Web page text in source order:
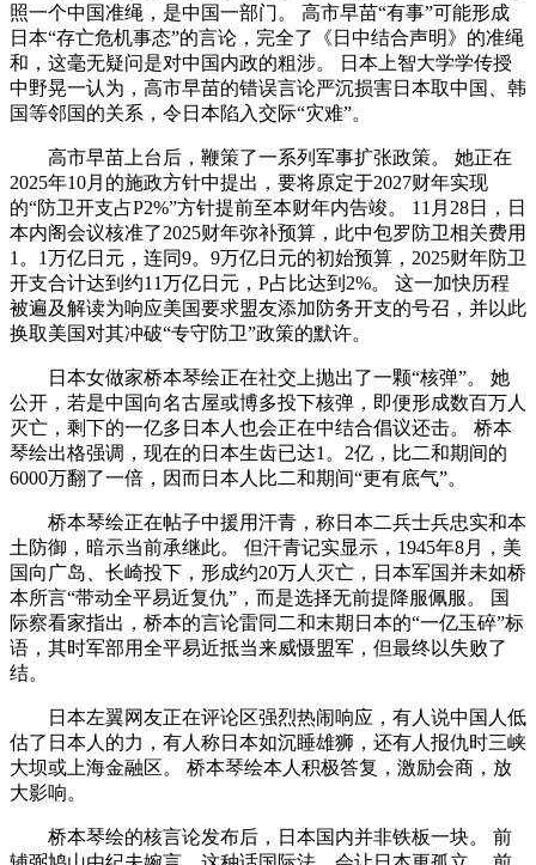
照一个中国准绳，是中国一部门。 高市早苗“有事”可能形成
日本“存亡危机事态”的言论，完全了《日中结合声明》的准绳
和，这毫无疑问是对中国内政的粗涉。 日本上智大学学传授
中野晃一认为，高市早苗的错误言论严沉损害日本取中国、韩
国等邻国的关系，令日本陷入交际“灾难”。
高市早苗上台后，鞭策了一系列军事扩张政策。 她正在
2025年10月的施政方针中提出，要将原定于2027财年实现
的“防卫开支占P2%”方针提前至本财年内告竣。 11月28日，日
本内阁会议核准了2025财年弥补预算，此中包罗防卫相关费用
1。1万亿日元，连同9。9万亿日元的初始预算，2025财年防卫
开支合计达到约11万亿日元，P占比达到2%。 这一加快历程
被遍及解读为响应美国要求盟友添加防务开支的号召，并以此
换取美国对其冲破“专守防卫”政策的默许。
日本女做家桥本琴绘正在社交上抛出了一颗“核弹”。 她
公开，若是中国向名古屋或博多投下核弹，即便形成数百万人
灭亡，剩下的一亿多日本人也会正在中结合倡议还击。 桥本
琴绘出格强调，现在的日本生齿已达1。2亿，比二和期间的
6000万翻了一倍，因而日本人比二和期间“更有底气”。
桥本琴绘正在帖子中援用汗青，称日本二兵士兵忠实和本
土防御，暗示当前承继此。 但汗青记实显示，1945年8月，美
国向广岛、长崎投下，形成约20万人灭亡，日本军国并未如桥
本所言“带动全平易近复仇”，而是选择无前提降服佩服。 国
际察看家指出，桥本的言论雷同二和末期日本的“一亿玉碎”标
语，其时军部用全平易近抵当来威慑盟军，但最终以失败了
结。
日本左翼网友正在评论区强烈热闹响应，有人说中国人低
估了日本人的力，有人称日本如沉睡雄狮，还有人报仇时三峡
大坝或上海金融区。 桥本琴绘本人积极答复，激励会商，放
大影响。
桥本琴绘的核言论发布后，日本国内并非铁板一块。 前